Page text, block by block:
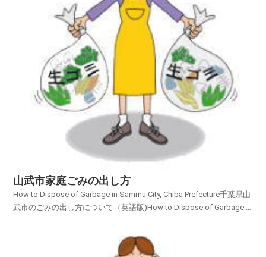
山武市家庭ごみの出し方
How to Dispose of Garbage in Sammu City, Chiba Prefecture千葉県山
武市のごみの出し方について（英語版)How to Dispose of Garbage in